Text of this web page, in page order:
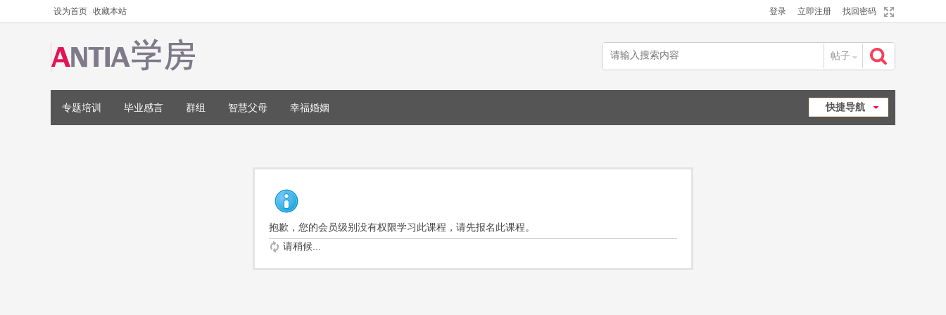
设为首页 收藏本站 登录 立即注册 找回密码
帖子
快捷导航
专题培训 毕业感言 群组 智慧父母 幸福婚姻
抱歉，您的会员级别没有权限学习此课程，请先报名此课程。
请稍候...